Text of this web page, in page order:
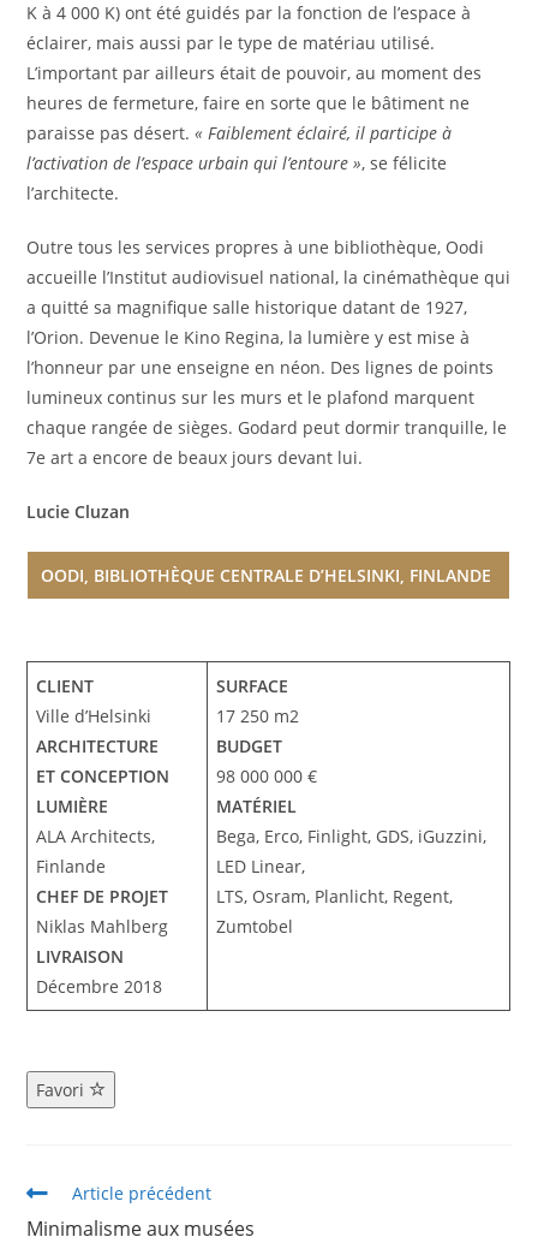
K à 4 000 K) ont été guidés par la fonction de l’espace à
éclairer, mais aussi par le type de matériau utilisé.
L’important par ailleurs était de pouvoir, au moment des
heures de fermeture, faire en sorte que le bâtiment ne
paraisse pas désert.« Faiblement éclairé, il participe à
l’activation de l’espace urbain qui l’entoure », se félicite
l’architecte.
Outre tous les services propres à une bibliothèque, Oodi
accueille l’Institut audiovisuel national, la cinémathèque qui
a quitté sa magnifique salle historique datant de 1927,
l’Orion. Devenue le Kino Regina, la lumière y est mise à
l’honneur par une enseigne en néon. Des lignes de points
lumineux continus sur les murs et le plafond marquent
chaque rangée de sièges. Godard peut dormir tranquille, le
7e art a encore de beaux jours devant lui.
Lucie Cluzan
OODI, BIBLIOTHÈQUE CENTRALE D’HELSINKI, FINLANDE
CLIENT
Ville d’Helsinki
ARCHITECTURE
ET CONCEPTION
LUMIÈRE
ALA Architects,
Finlande
CHEF DE PROJET
Niklas Mahlberg
LIVRAISON
Décembre 2018
SURFACE
17 250 m2
BUDGET
98 000 000 €
MATÉRIEL
Bega, Erco, Finlight, GDS, iGuzzini,
LED Linear,
LTS, Osram, Planlicht, Regent,
Zumtobel
Favori
Article précédent
Minimalisme aux musées